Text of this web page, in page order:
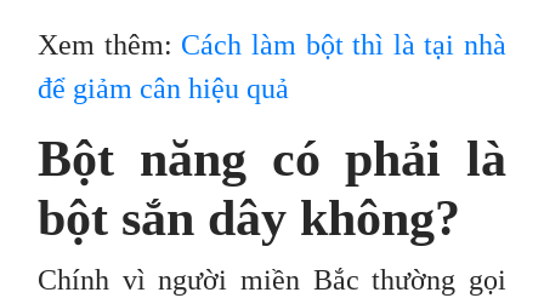
Xem thêm: Cách làm bột thì là tại nhà
để giảm cân hiệu quả
Bột năng có phải là
bột sắn dây không?
Chính vì người miền Bắc thường gọi